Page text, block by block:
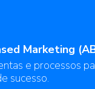
Marketing
e processos
sucesso.